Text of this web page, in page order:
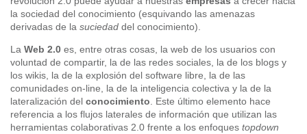
la sociedad del conocimiento (esquivando las amenazas
derivadas de la suciedad del conocimiento).
La Web 2.0 es, entre otras cosas, la web de los usuarios con
voluntad de compartir, la de las redes sociales, la de los blogs y
los wikis, la de la explosión del software libre, la de las
comunidades on-line, la de la inteligencia colectiva y la de la
lateralización del conocimiento . Este último elemento hace
referencia a los flujos laterales de información que utilizan las
herramientas colaborativas 2.0 frente a los enfoques topdown